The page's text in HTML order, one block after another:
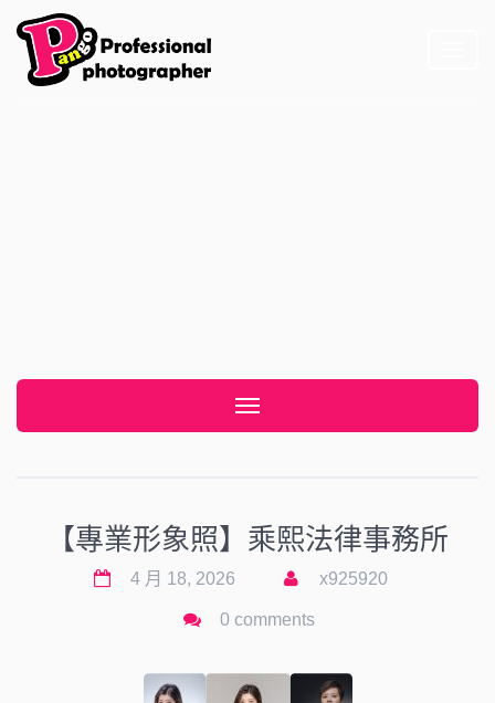
Toggle navigation
【專業形象照】乘熙法律事務所
4 月 18, 2026 x925920
0 comments